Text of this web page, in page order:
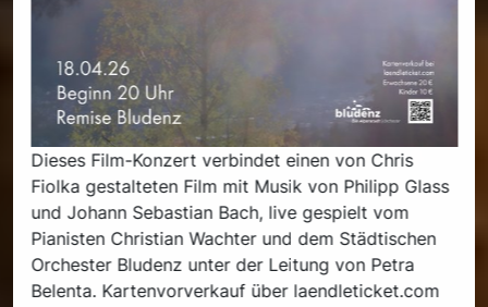
Dieses Film-Konzert verbindet einen von Chris
Fiolka gestalteten Film mit Musik von Philipp Glass
und Johann Sebastian Bach, live gespielt vom
Pianisten Christian Wachter und dem Städtischen
Orchester Bludenz unter der Leitung von Petra
Belenta. Kartenvorverkauf über laendleticket.com